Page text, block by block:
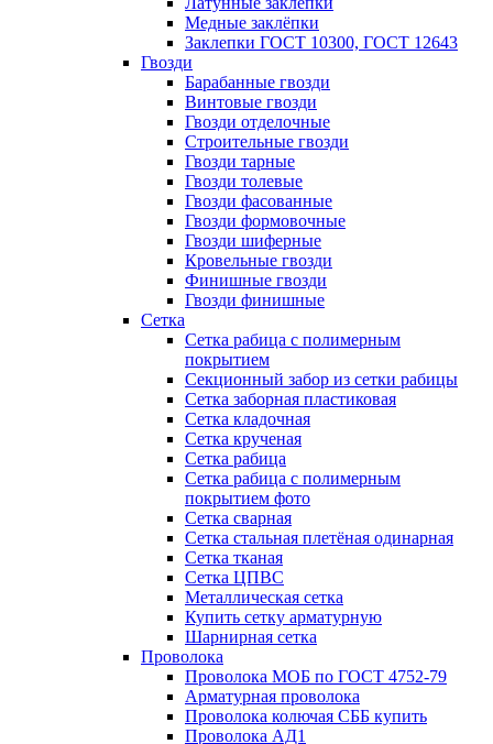
Медные заклёпки
Заклепки ГОСТ 10300, ГОСТ 12643
Гвозди
Барабанные гвозди
Винтовые гвозди
Гвозди отделочные
Строительные гвозди
Гвозди тарные
Гвозди толевые
Гвозди фасованные
Гвозди формовочные
Гвозди шиферные
Кровельные гвозди
Финишные гвозди
Гвозди финишные
Сетка
Сетка рабица с полимерным
покрытием
Секционный забор из сетки рабицы
Сетка заборная пластиковая
Сетка кладочная
Сетка крученая
Сетка рабица
Сетка рабица с полимерным
покрытием фото
Сетка сварная
Сетка стальная плетёная одинарная
Сетка тканая
Сетка ЦПВС
Металлическая сетка
Купить сетку арматурную
Шарнирная сетка
Проволока
Проволока МОБ по ГОСТ 4752-79
Арматурная проволока
Проволока колючая СББ купить
Проволока АД1